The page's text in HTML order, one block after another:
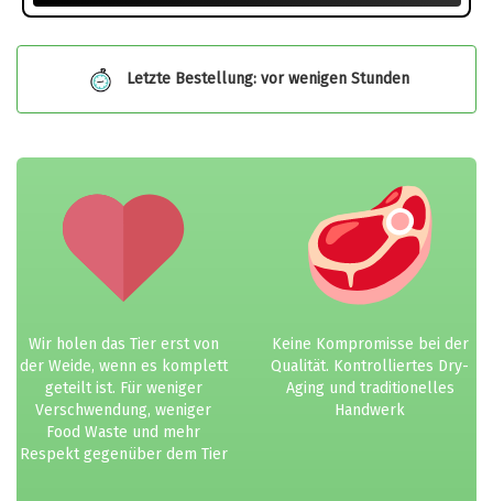
Letzte Bestellung: vor wenigen Stunden
Wir holen das Tier erst von
der Weide, wenn es komplett
geteilt ist. Für weniger
Verschwendung, weniger
Food Waste und mehr
Respekt gegenüber dem Tier
Keine Kompromisse bei der
Qualität. Kontrolliertes Dry-
Aging und traditionelles
Handwerk